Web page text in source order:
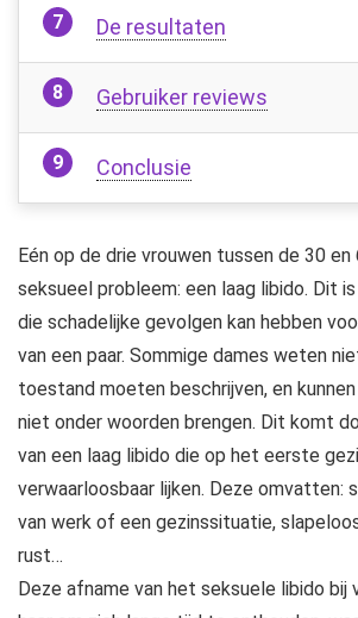
De resultaten
Gebruiker reviews
Conclusie
Eén op de drie vrouwen tussen de 30
seksueel probleem: een laag libido. Dit
die schadelijke gevolgen kan hebben
van een paar. Sommige dames weten
toestand moeten beschrijven, en
niet onder woorden brengen. Dit komt
van een laag libido die op het eerste
verwaarloosbaar lijken. Deze omvatten:
van werk of een gezinssituatie,
rust…
Deze afname van het seksuele libido bij